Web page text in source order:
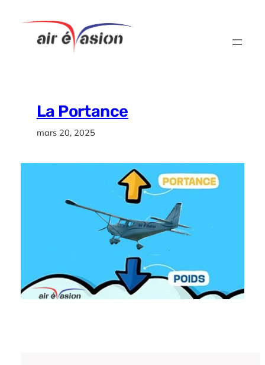
La Portance
mars 20, 2025